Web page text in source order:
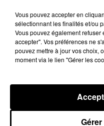
Vous pouvez accepter en
sélectionnant les finalités et/ou
Vous pouvez également
accepter". Vos préférences ne
pouvez mettre à jour vos choix,
moment via le lien "Gérer les